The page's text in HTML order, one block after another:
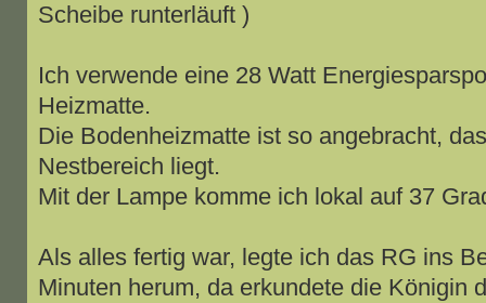
Scheibe runterläuft )
Ich verwende eine 28 Watt
Heizmatte.
Die Bodenheizmatte ist so angebracht,
Nestbereich liegt.
Mit der Lampe komme ich lokal auf 37
Als alles fertig war, legte ich das RG ins
Minuten herum, da erkundete die Königin